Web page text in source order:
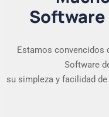
Software
Estamos convencidos
Software
su simpleza y facilidad